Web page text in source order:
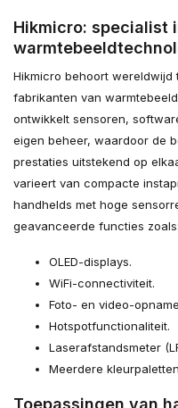
Hikmicro: specialist
Hikmicro behoort wereldwijd
fabrikanten van
ontwikkelt sensoren,
eigen beheer, waardoor de
prestaties uitstekend op
varieert van compacte
handhelds met hoge
geavanceerde functies zoals:
OLED-displays.
WiFi-connectiviteit.
Foto- en video-
Hotspotfunctionaliteit.
Laserafstandsmeter
Meerdere
Toepassingen van